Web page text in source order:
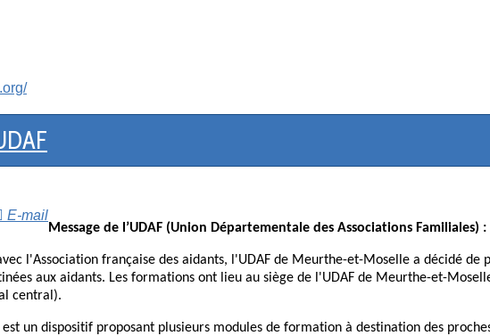
E-mail
Message de l’UDAF (Union Départementale des Associations Familiales) :
l'Association française des aidants, l'UDAF de Meurthe-et-Moselle a décidé de
aux aidants. Les formations ont lieu au siège de l'UDAF de Meurthe-et-
central).
un dispositif proposant plusieurs modules de formation à destination des